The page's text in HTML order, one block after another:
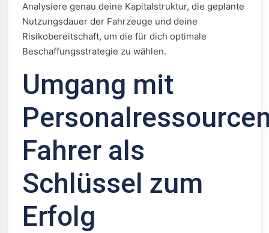
Analysiere genau deine Kapitalstruktur, die geplante
Nutzungsdauer der Fahrzeuge und deine
Risikobereitschaft, um die für dich optimale
Beschaffungsstrategie zu wählen.
Umgang mit
Fahrer als
Schlüssel zum
Erfolg